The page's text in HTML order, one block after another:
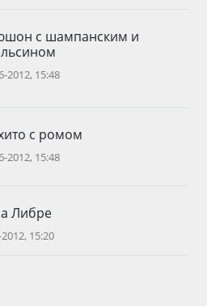
с шампанским и
2012, 15:48
с ромом
2012, 15:48
Либре
15:20